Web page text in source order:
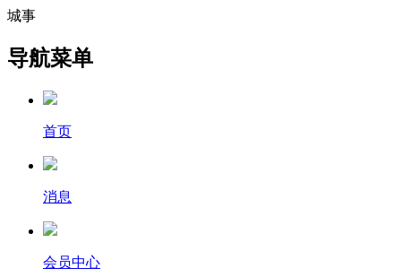
城事
导航菜单
首页
消息
会员中心